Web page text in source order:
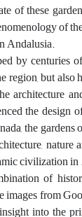
of these
of
Andalusia.
by
but
architecture
the design
the
civilization
of
from
into the